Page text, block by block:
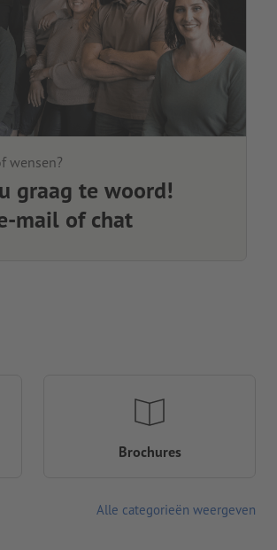
wensen?
graag te woord!
mail of chat
Brochures
Alle categorieën weergeven